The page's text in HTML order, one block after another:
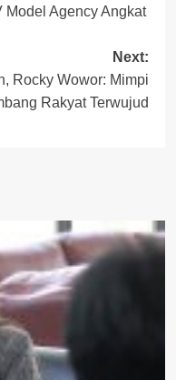
Model Agency Angkat
Next:
Rocky Wowor: Mimpi
Rakyat Terwujud